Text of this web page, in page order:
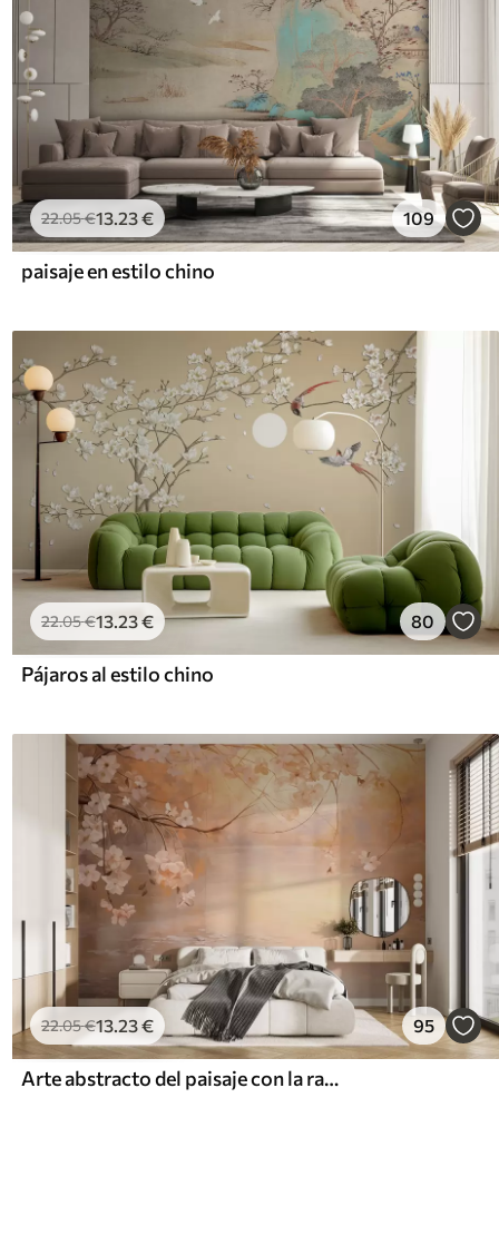
22.05€13.23€ 109
paisaje en estilo chino
22.05€13.23€ 80
Pájaros al estilo chino
22.05€13.23€ 95
Arte abstracto del paisaje con la rama de la flor y las flores blancas que cuelgan sobre un lago, colores pastel suaves